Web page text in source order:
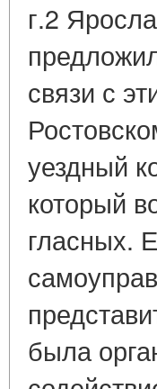
г.2
связи с
уездный
который
гласных.
была